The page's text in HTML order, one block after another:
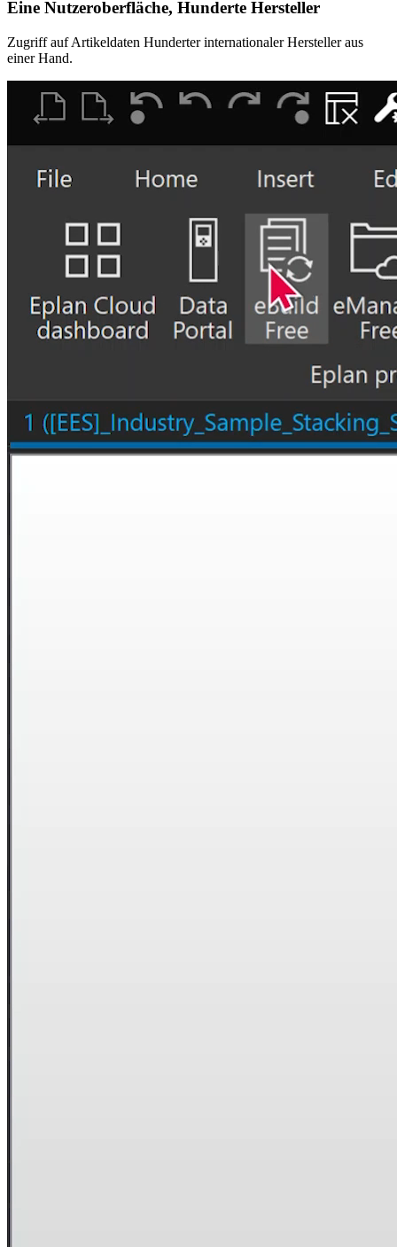
Eine Nutzeroberfläche, Hunderte Hersteller
Zugriff auf Artikeldaten Hunderter internationaler Hersteller aus
einer Hand.